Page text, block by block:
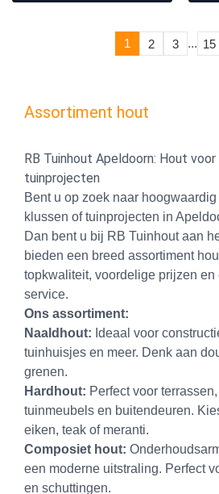
1 2 3 ... 15
Assortiment hout
RB Tuinhout Apeldoorn: Hout
tuinprojecten
Bent u op zoek naar
klussen of tuinprojecten in
Dan bent u bij RB Tuinhout aan
bieden een breed assortiment
topkwaliteit, voordelige prijzen en
service.
Ons assortiment:
Naaldhout: Ideaal voor
tuinhuisjes en meer. Denk aan
grenen.
Hardhout: Perfect voor
tuinmeubels en buitendeuren.
eiken, teak of meranti.
Composiet hout:
een moderne uitstraling. Perfect
en schuttingen.